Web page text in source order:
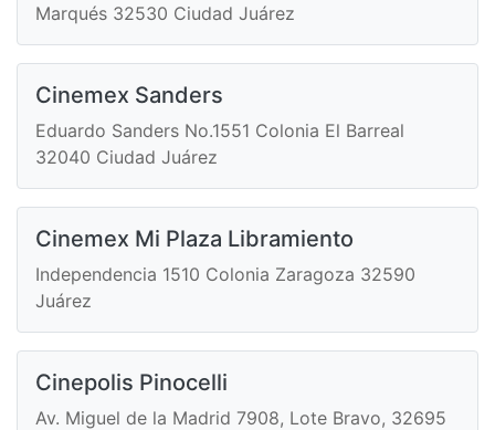
Marqués 32530 Ciudad Juárez
Cinemex Sanders
Eduardo Sanders No.1551 Colonia El Barreal
32040 Ciudad Juárez
Cinemex Mi Plaza Libramiento
Independencia 1510 Colonia Zaragoza 32590
Juárez
Cinepolis Pinocelli
Av. Miguel de la Madrid 7908, Lote Bravo, 32695